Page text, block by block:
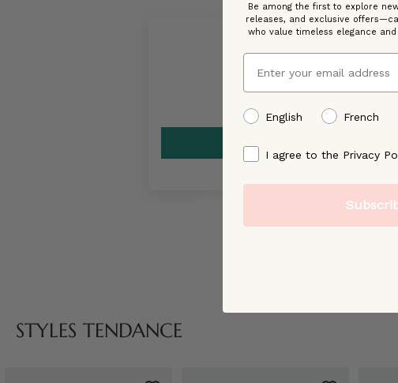
STYLES TENDANCE
Be among the first to explore
releases, and exclusive
who value timeless elegance
Email
preffered language
English French
By signing up, you agree to
I agree to the Privacy